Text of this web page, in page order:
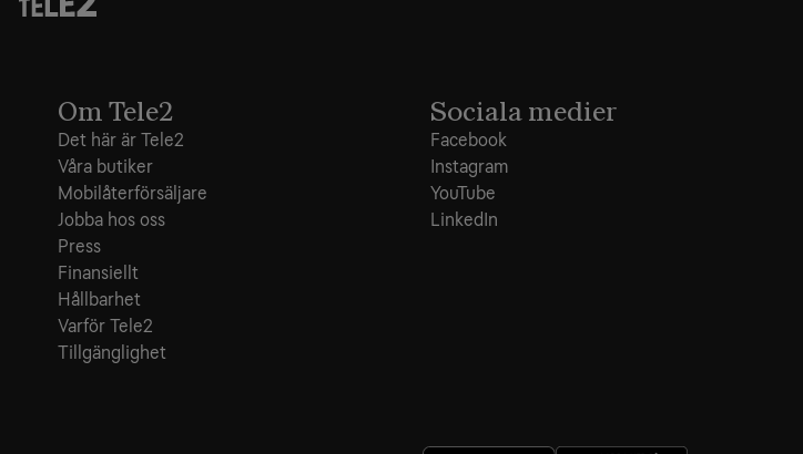
Om Tele2
Det här är Tele2
Våra butiker
Mobilåterförsäljare
Jobba hos oss
Press
Finansiellt
Hållbarhet
Varför Tele2
Tillgänglighet
Sociala medier
Facebook
Instagram
YouTube
LinkedIn